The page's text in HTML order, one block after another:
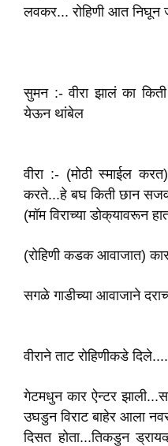
लवकर... रोहिणी आत निघून
सुमन :- वीरा झालं का
येऊन थांबेल
वीरा :- (मोठी स्माईल
करते...हे बघ किती छान
(मॉम विराच्या डोक्‌यावरून
(रोहिणी कडक आवाजात)
सगळे गाडीच्या आवाजाने
वीराने ताट रोहिणीकडे दिले....
गेटमधुन कार ऐन्टर‌
उघडुन विराट बाहेर आला
दिसत होता...तिकडुन